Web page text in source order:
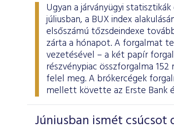
Ugyan a járványügyi
júliusban, a BUX index
elsőszámú tőzsdeindexe
zárta a hónapot. A forgalmat
vezetésével – a két papír
részvénypiac összforgalma
felel meg. A brókercégek
mellett követte az Erste Bank
Júniusban ismét